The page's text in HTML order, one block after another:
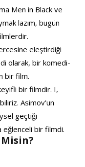
Men in Black ve
lazım, bugün
eleştirdiği
olarak, bir komedi-
bir film.
keyifli bir filmdir. I,
Asimov’un
geçtiği
bir filmdi.